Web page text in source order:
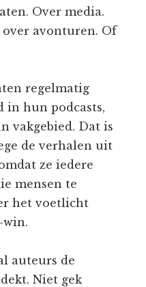
Over media.
avonturen. Of
regelmatig
in hun podcasts,
vakgebied. Dat is
de verhalen uit
ze iedere
mensen te
het voetlicht
win.
auteurs de
Niet gek